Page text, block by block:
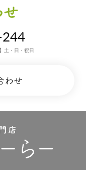
せ
土・日・祝日
わせ